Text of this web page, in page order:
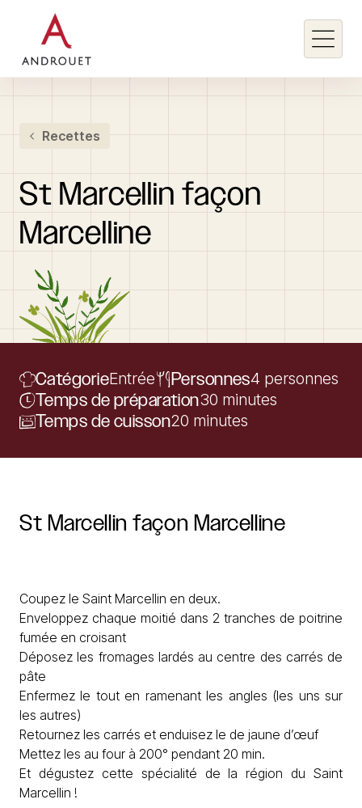
Rechercher un mot clé
Recettes
St Marcellin façon
Marcelline
CatégorieEntrée Personnes4 personnes
Temps de préparation30 minutes
Temps de cuisson20 minutes
St Marcellin façon Marcelline
Coupez le Saint Marcellin en deux.
Enveloppez chaque moitié dans 2 tranches de poitrine
fumée en croisant
Déposez les fromages lardés au centre des carrés de
pâte
Enfermez le tout en ramenant les angles (les uns sur
les autres)
Retournez les carrés et enduisez le de jaune d’œuf
Mettez les au four à 200° pendant 20 min.
Et dégustez cette spécialité de la région du Saint
Marcellin !